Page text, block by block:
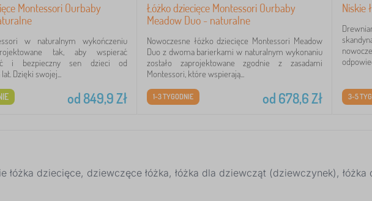
Montessori Ourbaby
w naturalnym wykończeniu
tak, aby wspierać
i bezpieczny sen dzieci od
Dzięki swojej...
od 849,9 Zł
Łóżko dziecięce Montessori Ourbaby
Meadow Duo - naturalne
Nowoczesne łóżko dziecięce Montessori Meadow
Duo z dwoma barierkami w naturalnym wykonaniu
zostało zaprojektowane zgodnie z zasadami
Montessori, które wspierają...
od 678,6 Zł
1-3 TYGODNIE
Niskie
3-5
łóżka dziecięce, dziewczęce łóżka, łóżka dla dziewcząt (dziewczynek), łóżka